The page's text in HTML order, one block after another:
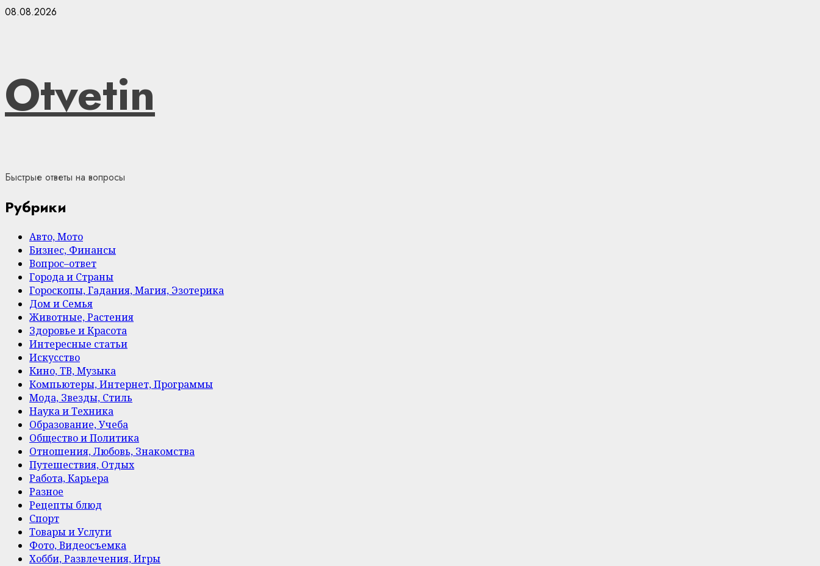
Skip
08.08.2026
Otvetin
Быстрые ответы на вопросы
Рубрики
Авто, Мото
Бизнес, Финансы
Вопрос–ответ
Города и Страны
Гороскопы, Гадания, Магия, Эзотерика
Дом и Семья
Животные, Растения
Здоровье и Красота
Интересные статьи
Искусство
Кино, ТВ, Музыка
Компьютеры, Интернет, Программы
Мода, Звезды, Стиль
Наука и Техника
Образование, Учеба
Общество и Политика
Отношения, Любовь, Знакомства
Путешествия, Отдых
Работа, Карьера
Разное
Рецепты блюд
Спорт
Товары и Услуги
Фото, Видеосъемка
Хобби, Развлечения, Игры